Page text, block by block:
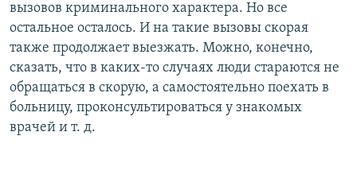
вызовов криминального характера. Но все
остальное осталось. И на такие вызовы скорая
также продолжает выезжать. Можно, конечно,
сказать, что в каких-то случаях люди стараются не
обращаться в скорую, а самостоятельно поехать в
больницу, проконсультироваться у знакомых
врачей и т. д.